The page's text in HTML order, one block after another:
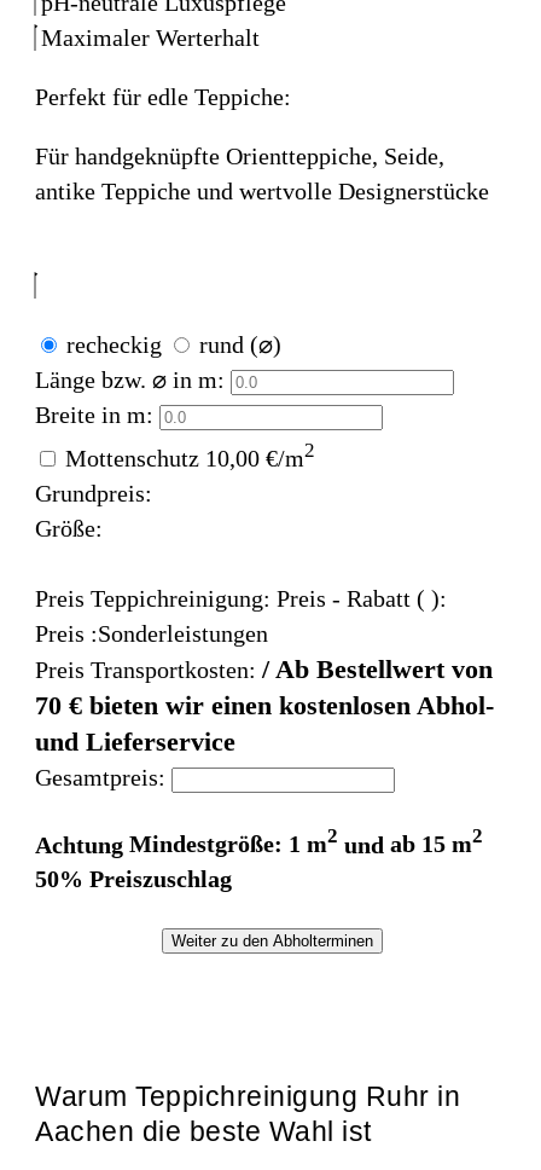
Maximaler Werterhalt
Perfekt für edle Teppiche:
Für handgeknüpfte Orientteppiche, Seide,
antike Teppiche und wertvolle Designerstücke
recheckig
rund (⌀)
Länge bzw. ⌀ in m:
Breite in m:
Mottenschutz 10,00 €/m2
Grundpreis:
Größe:
Preis Teppichreinigung: Preis - Rabatt ( ):
Preis :Sonderleistungen
Preis Transportkosten: / Ab Bestellwert von
70 € bieten wir einen kostenlosen Abhol-
und Lieferservice
Gesamtpreis:
Achtung Mindestgröße: 1 m2 und ab 15 m2
50% Preiszuschlag
Weiter zu den Abholterminen
Warum Teppichreinigung Ruhr in
Aachen die beste Wahl ist